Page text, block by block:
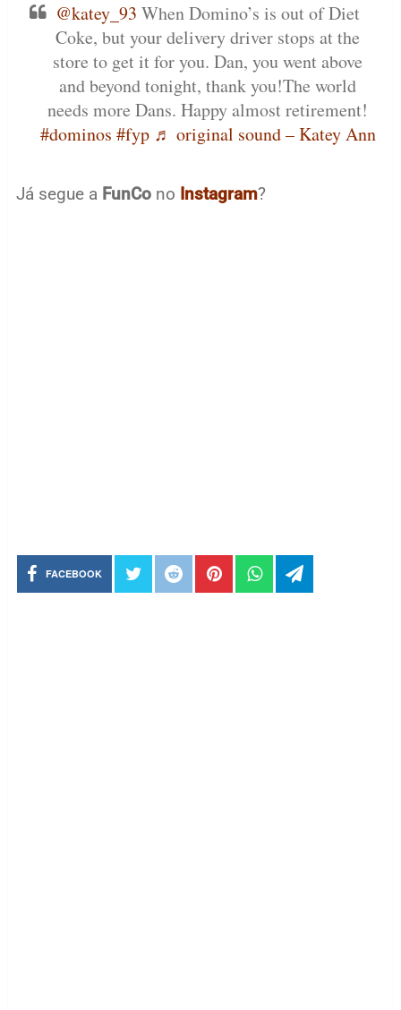
@katey_93 When Domino’s is out of Diet
Coke, but your delivery driver stops at the
store to get it for you. Dan, you went above
and beyond tonight, thank you!The world
needs more Dans. Happy almost retirement!
#dominos #fyp ♬ original sound – Katey Ann
Já segue a FunCono Instagram?
FACEBOOK